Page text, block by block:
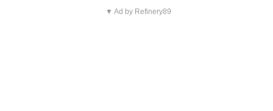
▼ Ad by Refinery89